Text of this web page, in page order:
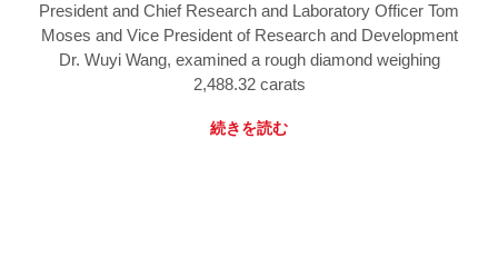
President and Chief Research and Laboratory Officer Tom
Moses and Vice President of Research and Development
Dr. Wuyi Wang, examined a rough diamond weighing
2,488.32 carats
続きを読む